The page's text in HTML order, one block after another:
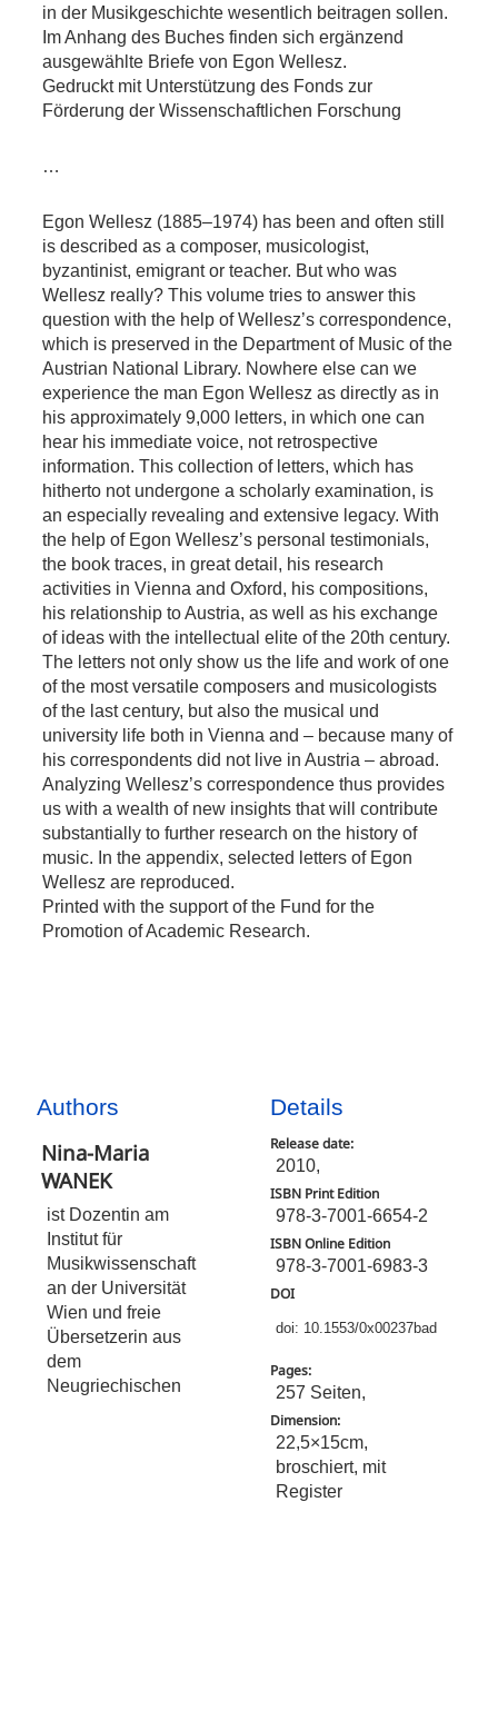
in der Musikgeschichte wesentlich beitragen sollen.
Im Anhang des Buches finden sich ergänzend
ausgewählte Briefe von Egon Wellesz.
Gedruckt mit Unterstützung des Fonds zur
Förderung der Wissenschaftlichen Forschung
…
Egon Wellesz (1885–1974) has been and often still
is described as a composer, musicologist,
byzantinist, emigrant or teacher. But who was
Wellesz really? This volume tries to answer this
question with the help of Wellesz’s correspondence,
which is preserved in the Department of Music of the
Austrian National Library. Nowhere else can we
experience the man Egon Wellesz as directly as in
his approximately 9,000 letters, in which one can
hear his immediate voice, not retrospective
information. This collection of letters, which has
hitherto not undergone a scholarly examination, is
an especially revealing and extensive legacy. With
the help of Egon Wellesz’s personal testimonials,
the book traces, in great detail, his research
activities in Vienna and Oxford, his compositions,
his relationship to Austria, as well as his exchange
of ideas with the intellectual elite of the 20th century.
The letters not only show us the life and work of one
of the most versatile composers and musicologists
of the last century, but also the musical und
university life both in Vienna and – because many of
his correspondents did not live in Austria – abroad.
Analyzing Wellesz’s correspondence thus provides
us with a wealth of new insights that will contribute
substantially to further research on the history of
music. In the appendix, selected letters of Egon
Wellesz are reproduced.
Printed with the support of the Fund for the
Promotion of Academic Research.
Authors
Nina-Maria
WANEK
ist Dozentin am
Institut für
Musikwissenschaft
an der Universität
Wien und freie
Übersetzerin aus
dem
Neugriechischen
Details
Release date:
2010,
ISBN Print Edition
978-3-7001-6654-2
ISBN Online Edition
978-3-7001-6983-3
DOI
doi: 10.1553/0x00237bad
Pages:
257 Seiten,
Dimension:
22,5×15cm,
broschiert, mit
Register